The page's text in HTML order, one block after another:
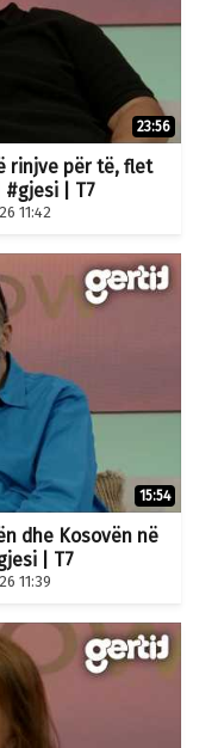
23:56
rinjve për të, flet
| T7
11:42
15:54
dhe Kosovën në
| T7
11:39